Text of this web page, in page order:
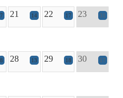
7 21 14 22 17 23 31
8 28 13 29 18 30 17